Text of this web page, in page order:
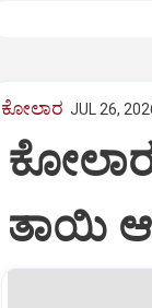
ಕೋಲಾರ JUL 26,
ತಾಯಿ